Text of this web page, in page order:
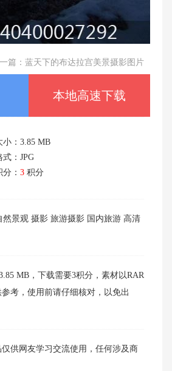
篇： 蓝天下的布达拉宫美景摄影图片
本地高速下载
小：3.85 MB
式：JPG
： 3 积分
然景观 摄影 旅游摄影 国内旅游 高清
MB，下载需要3积分，素材以RAR
考，使用前请仔细核对，以免出
供网友学习交流使用，任何涉及商